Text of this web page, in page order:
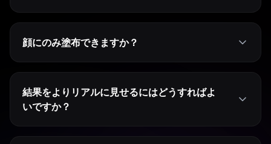
顔にのみ塗布できますか？
結果をよりリアルに見せるにはどうすればよ
いですか？